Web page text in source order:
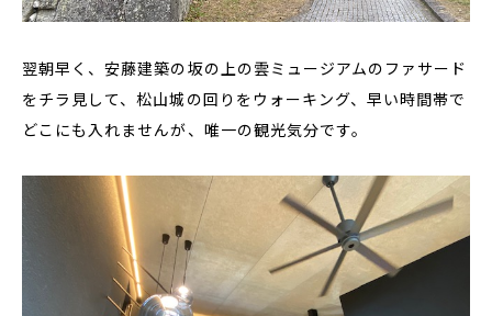
翌朝早く、安藤建築の坂の上の雲ミュージアムのファサード
をチラ見して、松山城の回りをウォーキング、早い時間帯で
どこにも入れませんが、唯一の観光気分です。